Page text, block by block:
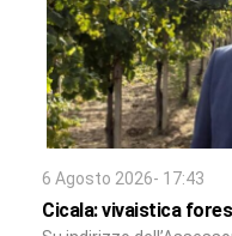
6 Agosto 2026- 17:43
Cicala: vivaistica